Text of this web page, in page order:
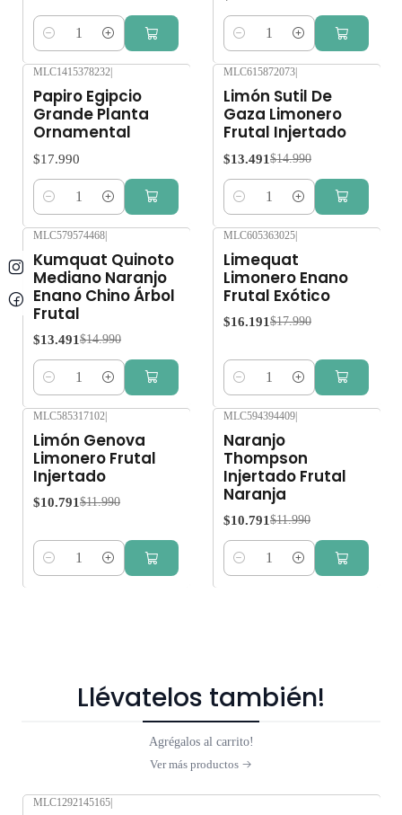
Cantidad Cantidad
MLC1415378232
Papiro Egipcio
Grande Planta
Ornamental
$17.990
Cantidad
MLC615872073
Limón Sutil De
Gaza Limonero
Frutal Injertado
$13.491 $14.990
Cantidad
MLC579574468|
Kumquat Quinoto
Mediano Naranjo
Enano Chino Árbol
Frutal
$13.491 $14.990
Cantidad
MLC605363025|
Limequat
Limonero Enano
Frutal Exótico
$16.191 $17.990
Cantidad
MLC585317102
Limón Genova
Limonero Frutal
Injertado
$10.791 $11.990
Cantidad
MLC594394409
Naranjo
Thompson
Injertado Frutal
Naranja
$10.791 $11.990
Cantidad
Llévatelos también!
Agrégalos al carrito!
Ver más productos
MLC1292145165